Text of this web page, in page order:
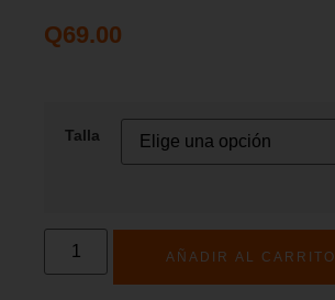
Q69.00
Talla
AÑADIR AL CARRITO